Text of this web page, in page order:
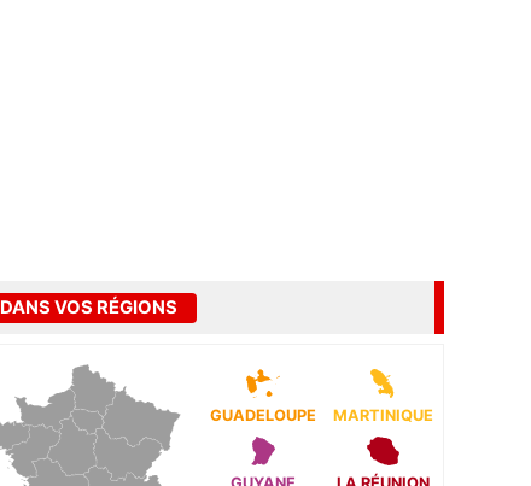
DANS VOS RÉGIONS
GUADELOUPE MARTINIQUE